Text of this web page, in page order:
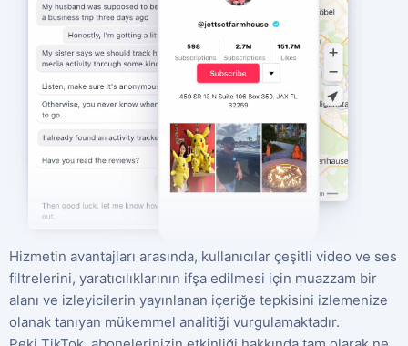
Italiano
English
Sorular
Ortaklık Programı
Özellikler
Yorumlar
Hizmetin avantajları arasında, kullanıcılar çeşitli video ve ses
filtrelerini, yaratıcılıklarının ifşa edilmesi için muazzam bir
alanı ve izleyicilerin yayınlanan içeriğe tepkisini izlemenize
olanak tanıyan mükemmel analitiği vurgulamaktadır.